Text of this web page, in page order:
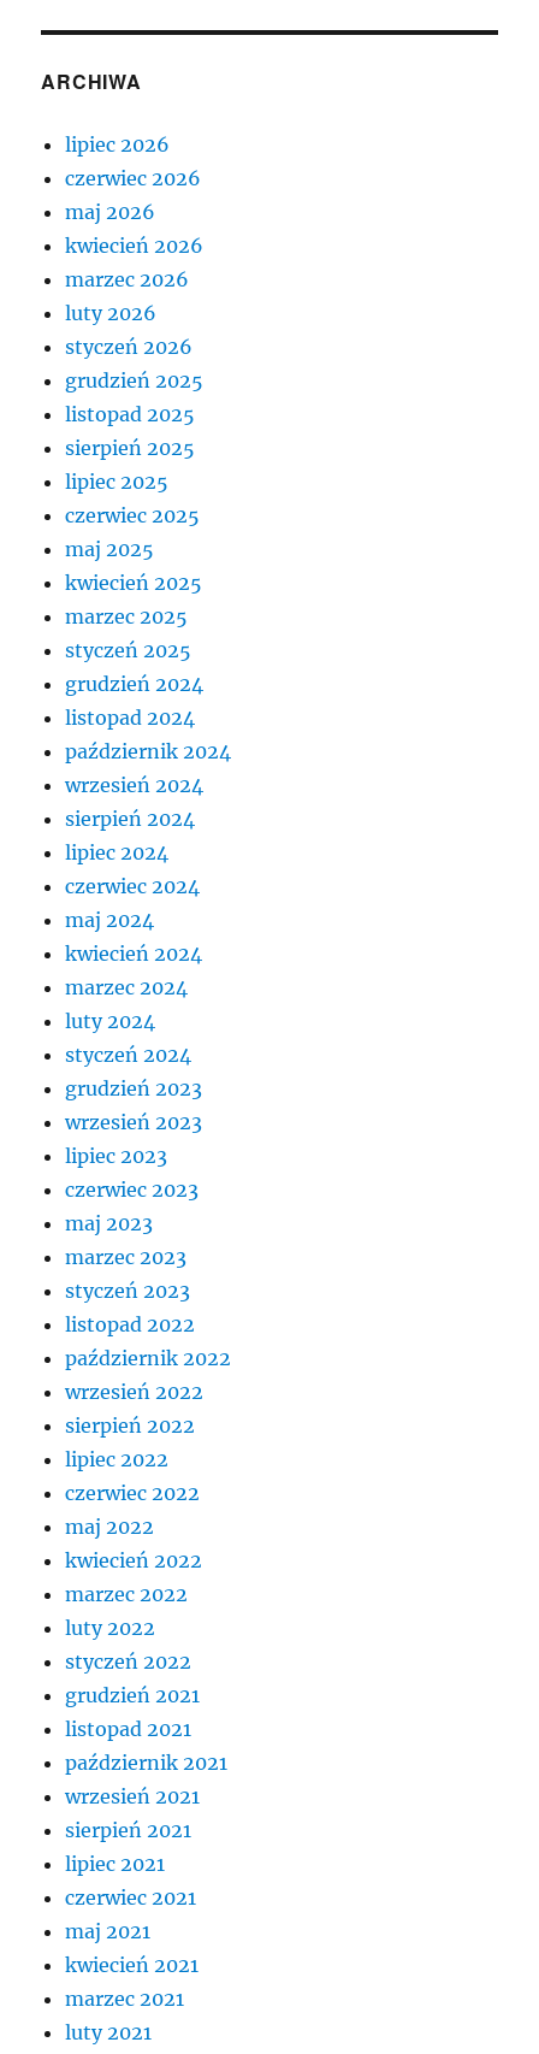
ARCHIWA
lipiec 2026
czerwiec 2026
maj 2026
kwiecień 2026
marzec 2026
luty 2026
styczeń 2026
grudzień 2025
listopad 2025
sierpień 2025
lipiec 2025
czerwiec 2025
maj 2025
kwiecień 2025
marzec 2025
styczeń 2025
grudzień 2024
listopad 2024
październik 2024
wrzesień 2024
sierpień 2024
lipiec 2024
czerwiec 2024
maj 2024
kwiecień 2024
marzec 2024
luty 2024
styczeń 2024
grudzień 2023
wrzesień 2023
lipiec 2023
czerwiec 2023
maj 2023
marzec 2023
styczeń 2023
listopad 2022
październik 2022
wrzesień 2022
sierpień 2022
lipiec 2022
czerwiec 2022
maj 2022
kwiecień 2022
marzec 2022
luty 2022
styczeń 2022
grudzień 2021
listopad 2021
październik 2021
wrzesień 2021
sierpień 2021
lipiec 2021
czerwiec 2021
maj 2021
kwiecień 2021
marzec 2021
luty 2021